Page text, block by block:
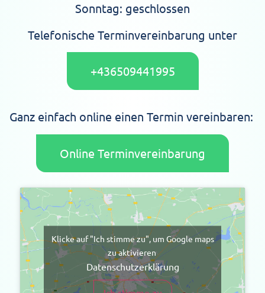
Sonntag: geschlossen
Telefonische Terminvereinbarung unter
+436509441995
Ganz einfach online einen Termin vereinbaren:
Online Terminvereinbarung
Klicke auf "Ich stimme zu", um Google maps
zu aktivieren
Datenschutzerklärung